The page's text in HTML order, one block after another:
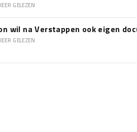
GELEZEN
wil na Verstappen ook eigen
GELEZEN